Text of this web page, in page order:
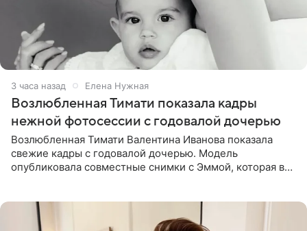
3 часа назад Елена Нужная
Возлюбленная Тимати показала кадры
нежной фотосессии с годовалой дочерью
Возлюбленная Тимати Валентина Иванова показала
свежие кадры с годовалой дочерью. Модель
опубликовала совместные снимки с Эммой, которая в